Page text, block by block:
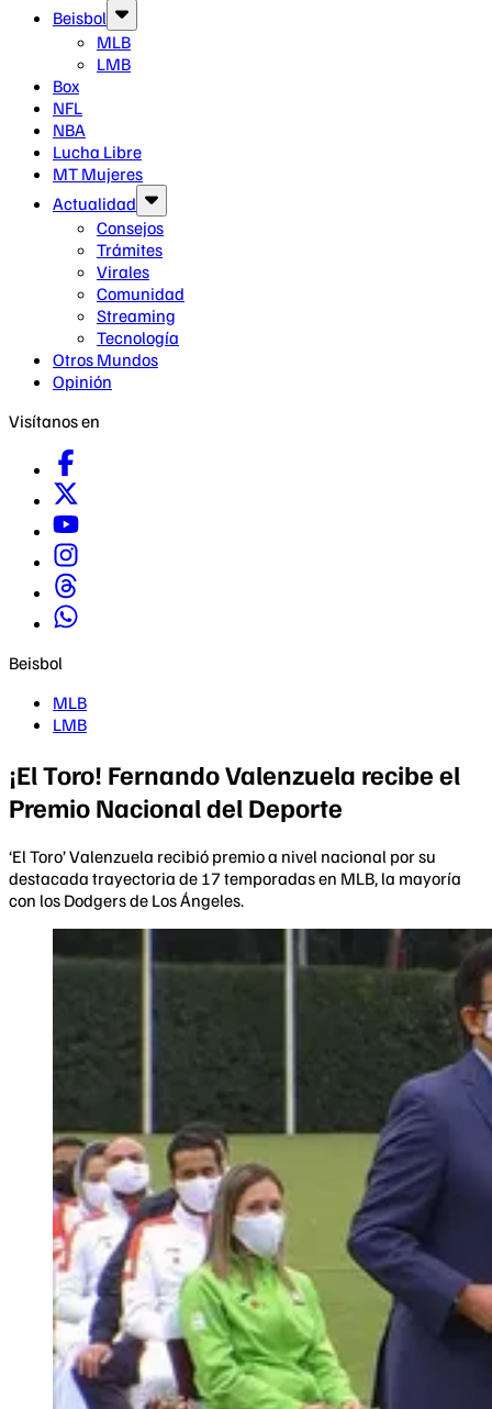
Beisbol
MLB
LMB
Box
NFL
NBA
Lucha Libre
MT Mujeres
Actualidad
Consejos
Trámites
Virales
Comunidad
Streaming
Tecnología
Otros Mundos
Opinión
Visítanos en
Beisbol
MLB
LMB
¡El Toro! Fernando Valenzuela recibe el
Premio Nacional del Deporte
‘El Toro’ Valenzuela recibió premio a nivel nacional por su
destacada trayectoria de 17 temporadas en MLB, la mayoría
con los Dodgers de Los Ángeles.